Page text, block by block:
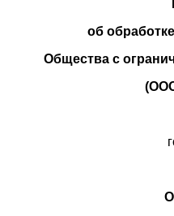
об
Общества с